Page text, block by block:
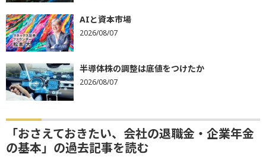
AIと資本市場
2026/08/07
半導体株の調整は底値をつけたか
2026/08/07
「おさえておきたい、会社の退職金・企業年金
の基本」の過去記事を読む